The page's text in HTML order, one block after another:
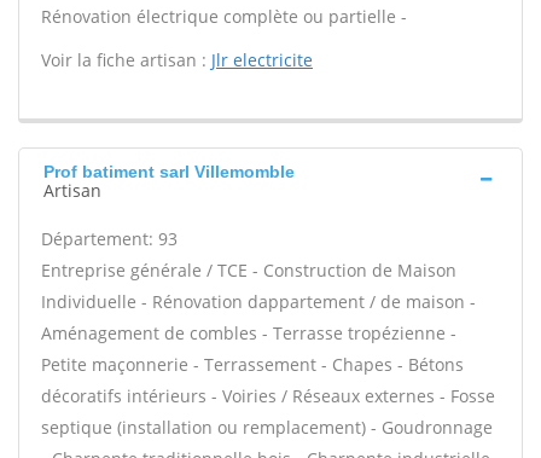
Rénovation électrique complète ou partielle -
Voir la fiche artisan : Jlr electricite
Prof batiment sarl Villemomble
Artisan
Département: 93
Entreprise générale / TCE - Construction de Maison
Individuelle - Rénovation dappartement / de maison -
Aménagement de combles - Terrasse tropézienne -
Petite maçonnerie - Terrassement - Chapes - Bétons
décoratifs intérieurs - Voiries / Réseaux externes - Fosse
septique (installation ou remplacement) - Goudronnage